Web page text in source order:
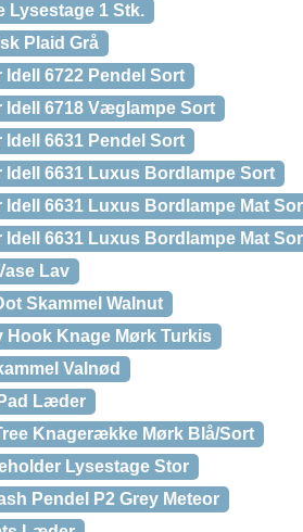
Lysestage 1 Stk.
Plaid Grå
Idell 6722 Pendel Sort
Idell 6718 Væglampe Sort
Idell 6631 Pendel Sort
Idell 6631 Luxus Bordlampe Sort
Idell 6631 Luxus Bordlampe Mat
Idell 6631 Luxus Bordlampe Mat
Lav
Skammel Walnut
Hook Knage Mørk Turkis
Valnød
Læder
Knagerække Mørk Blå/Sort
Lysestage Stor
Pendel P2 Grey Meteor